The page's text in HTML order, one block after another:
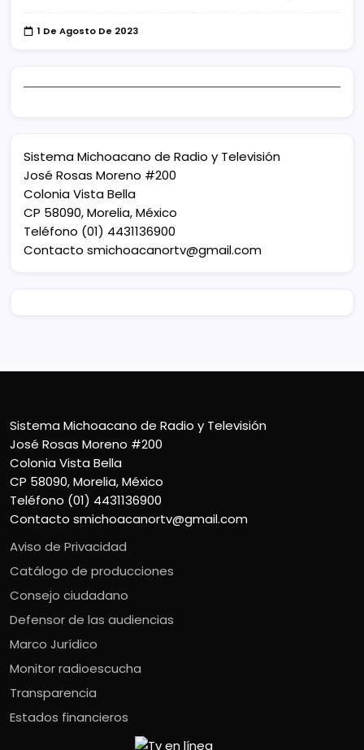
1 De Agosto De 2023
Sistema Michoacano de Radio y Televisión
José Rosas Moreno #200
Colonia Vista Bella
CP 58090, Morelia, México
Teléfono (01) 4431136900
Contacto smichoacanortv@gmail.com
Sistema Michoacano de Radio y Televisión
José Rosas Moreno #200
Colonia Vista Bella
CP 58090, Morelia, México
Teléfono (01) 4431136900
Contacto smichoacanortv@gmail.com
Aviso de Privacidad
Catálogo de producciones
Consejo ciudadano
Defensor de las audiencias
Marco Jurídico
Monitor radioescucha
Transparencia
Estados financieros